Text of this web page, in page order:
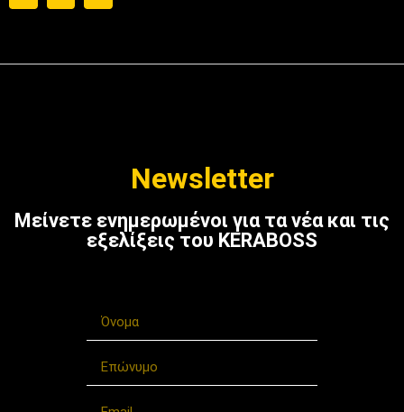
Newsletter
Μείνετε ενημερωμένοι για τα νέα και τις
εξελίξεις του KERABOSS